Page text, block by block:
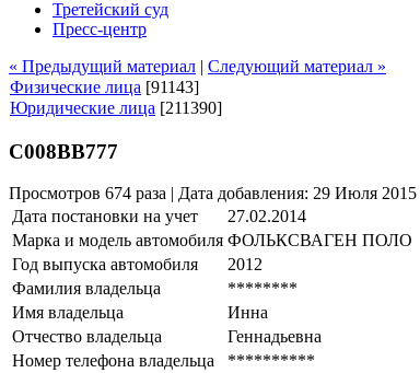
Третейский суд
Пресс-центр
« Предыдущий материал | Следующий материал »
Физические лица [91143]
Юридические лица [211390]
С008ВВ777
Просмотров 674 раза | Дата добавления: 29 Июля 2015
Дата постановки на учет
27.02.2014
Марка и модель автомобиля ФОЛЬКСВАГЕН ПОЛО
Год выпуска автомобиля
2012
Фамилия владельца
********
Имя владельца
Инна
Отчество владельца
Геннадьевна
Номер телефона владельца
**********